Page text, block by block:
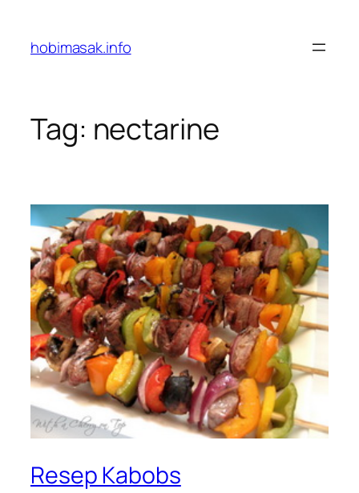
content
hobimasak.info
Tag: nectarine
Resep Kabobs